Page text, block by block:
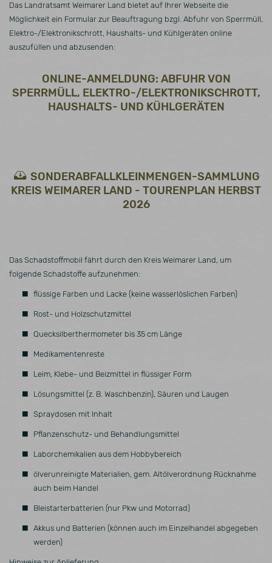
Das Landratsamt Weimarer Land bietet auf Ihrer Webseite die
Möglichkeit ein Formular zur Beauftragung bzgl. Abfuhr von Sperrmüll,
Elektro-/Elektronikschrott, Haushalts- und Kühlgeräten online
auszufüllen und abzusenden:
ONLINE-ANMELDUNG: ABFUHR VON
SPERRMÜLL, ELEKTRO-/ELEKTRONIKSCHROTT,
HAUSHALTS- UND KÜHLGERÄTEN
SONDERABFALLKLEINMENGEN-SAMMLUNG
KREIS WEIMARER LAND - TOURENPLAN HERBST
2026
Das Schadstoffmobil fährt durch den Kreis Weimarer Land, um
folgende Schadstoffe aufzunehmen:
flüssige Farben und Lacke (keine wasserlöslichen Farben)
Rost- und Holzschutzmittel
Quecksilberthermometer bis 35 cm Länge
Medikamentenreste
Leim, Klebe- und Beizmittel in flüssiger Form
Lösungsmittel (z. B. Waschbenzin), Säuren und Laugen
Spraydosen mit Inhalt
Pflanzenschutz- und Behandlungsmittel
Laborchemikalien aus dem Hobbybereich
ölverunreinigte Materialien, gem. Altölverordnung Rücknahme
auch beim Handel
Bleistarterbatterien (nur Pkw und Motorrad)
Akkus und Batterien (können auch im Einzelhandel abgegeben
werden)